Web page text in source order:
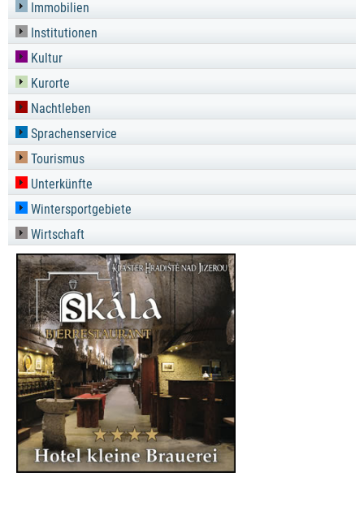
Immobilien
Institutionen
Kultur
Kurorte
Nachtleben
Sprachenservice
Tourismus
Unterkünfte
Wintersportgebiete
Wirtschaft